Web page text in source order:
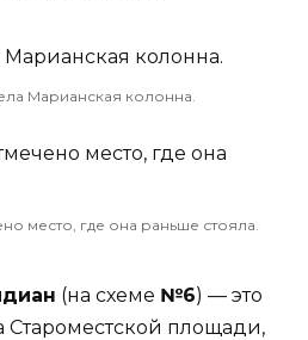
Марианская колонна.
место, где она раньше стояла.
(на схеме №6) — это
Староместской площади,